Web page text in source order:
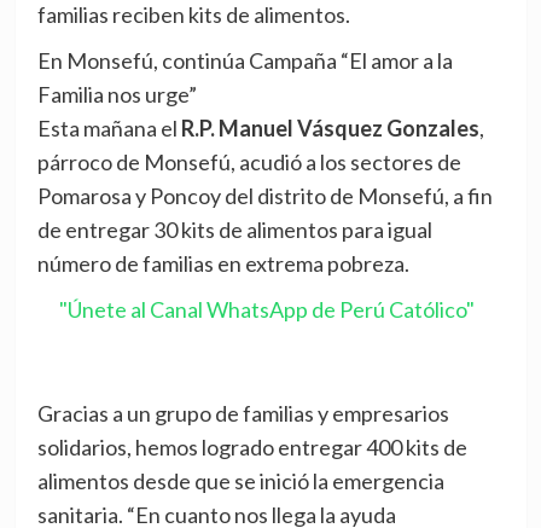
familias reciben kits de alimentos.
En Monsefú, continúa Campaña “El amor a la
Familia nos urge”
Esta mañana el R.P. Manuel Vásquez Gonzales,
párroco de Monsefú, acudió a los sectores de
Pomarosa y Poncoy del distrito de Monsefú, a fin
de entregar 30 kits de alimentos para igual
número de familias en extrema pobreza.
"Únete al Canal WhatsApp de Perú Católico"
Gracias a un grupo de familias y empresarios
solidarios, hemos logrado entregar 400 kits de
alimentos desde que se inició la emergencia
sanitaria. “En cuanto nos llega la ayuda